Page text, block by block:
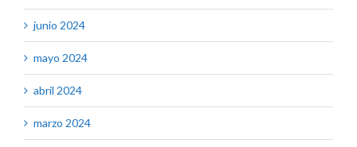
junio 2024
mayo 2024
abril 2024
marzo 2024